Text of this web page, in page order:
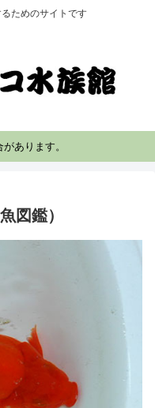
ためのサイトです
あります。
図鑑）